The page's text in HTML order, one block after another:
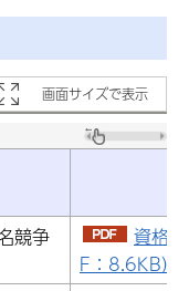
画面サイズで表示
競争
資格
F：8.6KB）